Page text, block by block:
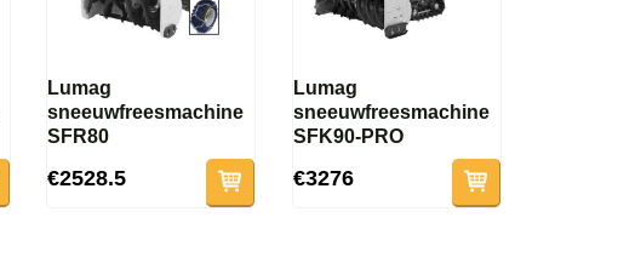
Lumag
sneeuwfreesmachine
SFR80
€2528.5
Lumag
sneeuwfreesmachine
SFK90-PRO
€3276